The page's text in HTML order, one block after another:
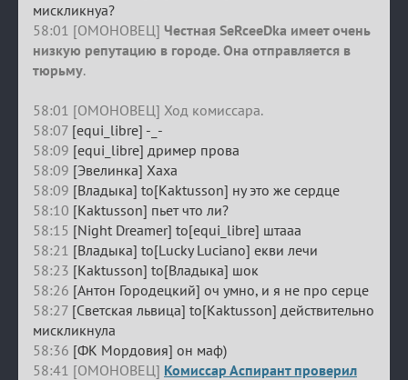
мискликнуа?
58:01 [ОМОНОВЕЦ] Честная SeRceeDka имеет очень
низкую репутацию в городе. Она отправляется в
тюрьму.
58:01 [ОМОНОВЕЦ] Ход комиссара.
58:07 [equi_libre] -_-
58:09 [equi_libre] дример прова
58:09 [Эвелинка] Хаха
58:09 [Владыка] to[Kaktusson] ну это же сердце
58:10 [Kaktusson] пьет что ли?
58:15 [Night Dreamer] to[equi_libre] штааа
58:21 [Владыка] to[Lucky Luciano] екви лечи
58:23 [Kaktusson] to[Владыка] шок
58:26 [Антон Городецкий] оч умно, и я не про серце
58:27 [Светская львица] to[Kaktusson] действительно
мискликнула
58:36 [ФК Мордовия] он маф)
58:41 [ОМОНОВЕЦ] Комиссар Аспирант проверил